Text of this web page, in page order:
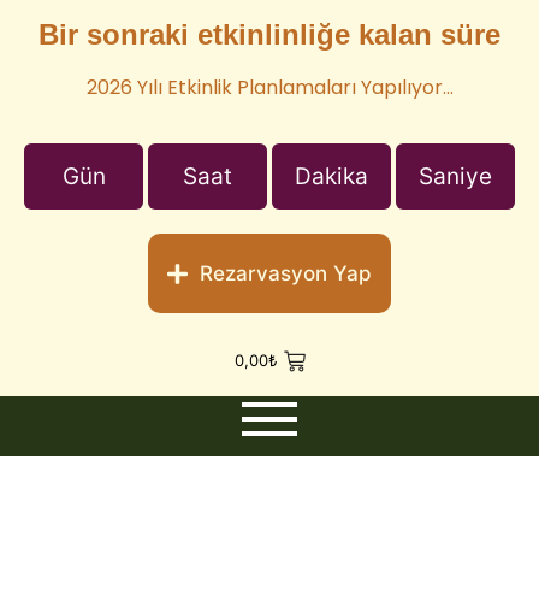
Bir sonraki etkinlinliğe kalan süre
2026 Yılı Etkinlik Planlamaları Yapılıyor…
Gün Saat Dakika Saniye
Rezarvasyon Yap
0,00₺